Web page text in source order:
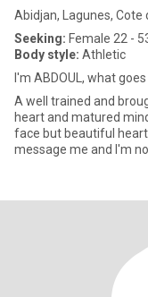
Abidjan, Lagunes, Cote
Seeking: Female 22 -
Body style: Athletic
I'm ABDOUL, what
A well trained and
heart and matured
face but beautiful
message me and I'm